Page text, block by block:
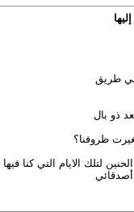
في طريق
ذو بال
ظروفنا؟
لتلك الايام التي كنا
أصدقائي